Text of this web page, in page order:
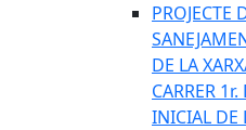
PROJECTE
DE LA
CARRER
INICIAL DE